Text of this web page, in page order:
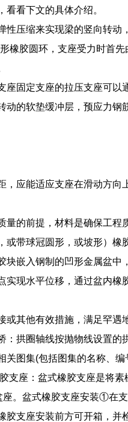
看下文的具体介绍。
压缩来实现梁的竖向转动
橡胶圆环，支座受力时首
座固定支座的拉压支座可
动的软垫缓冲层，预应力
，应能适应支座在滑动方
的前提，材料是确保工程
带球冠圆形，或坡形）橡
块嵌入钢制的凹形金属盆
实现水平位移，通过盆内
或其他有效措施，满足罕
：拱圈轴线按抛物线设置
图集(包括图集的名称、
支座：盆式橡胶支座是将
。盆式橡胶支座安装①在
支座安装前方可开箱，